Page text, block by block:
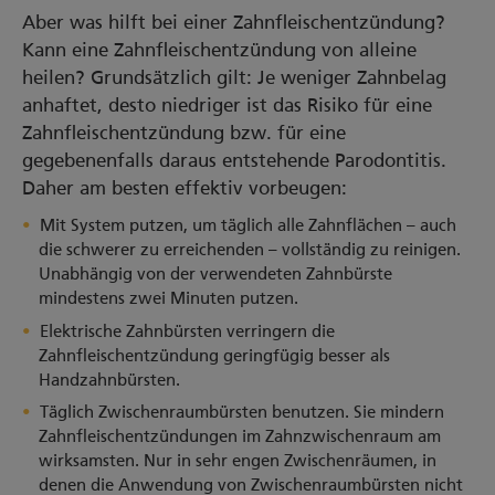
Aber was hilft bei einer Zahnfleischentzündung?
Kann eine Zahnfleischentzündung von alleine
heilen? Grundsätzlich gilt: Je weniger Zahnbelag
anhaftet, desto niedriger ist das Risiko für eine
Zahnfleischentzündung bzw. für eine
gegebenenfalls daraus entstehende Parodontitis.
Daher am besten effektiv vorbeugen:
Mit System putzen, um täglich alle Zahnflächen – auch
die schwerer zu erreichenden – vollständig zu reinigen.
Unabhängig von der verwendeten Zahnbürste
mindestens zwei Minuten putzen.
Elektrische Zahnbürsten verringern die
Zahnfleischentzündung geringfügig besser als
Handzahnbürsten.
Täglich Zwischenraumbürsten benutzen. Sie mindern
Zahnfleischentzündungen im Zahnzwischenraum am
wirksamsten. Nur in sehr engen Zwischenräumen, in
denen die Anwendung von Zwischenraumbürsten nicht